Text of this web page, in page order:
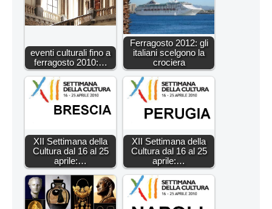
eventi culturali fino a
ferragosto 2010:…
Ferragosto 2012: gli
italiani scelgono la
crociera
XII Settimana della
Cultura dal 16 al 25
aprile:…
XII Settimana della
Cultura dal 16 al 25
aprile:…